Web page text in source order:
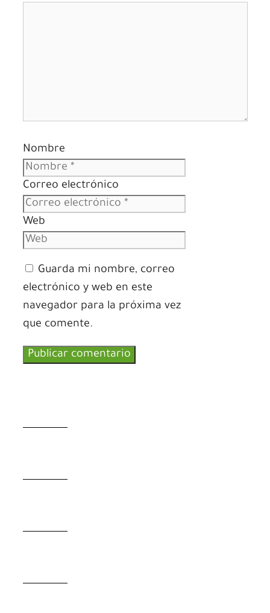
Nombre
Correo electrónico
Web
Guarda mi nombre, correo
electrónico y web en este
navegador para la próxima vez
que comente.